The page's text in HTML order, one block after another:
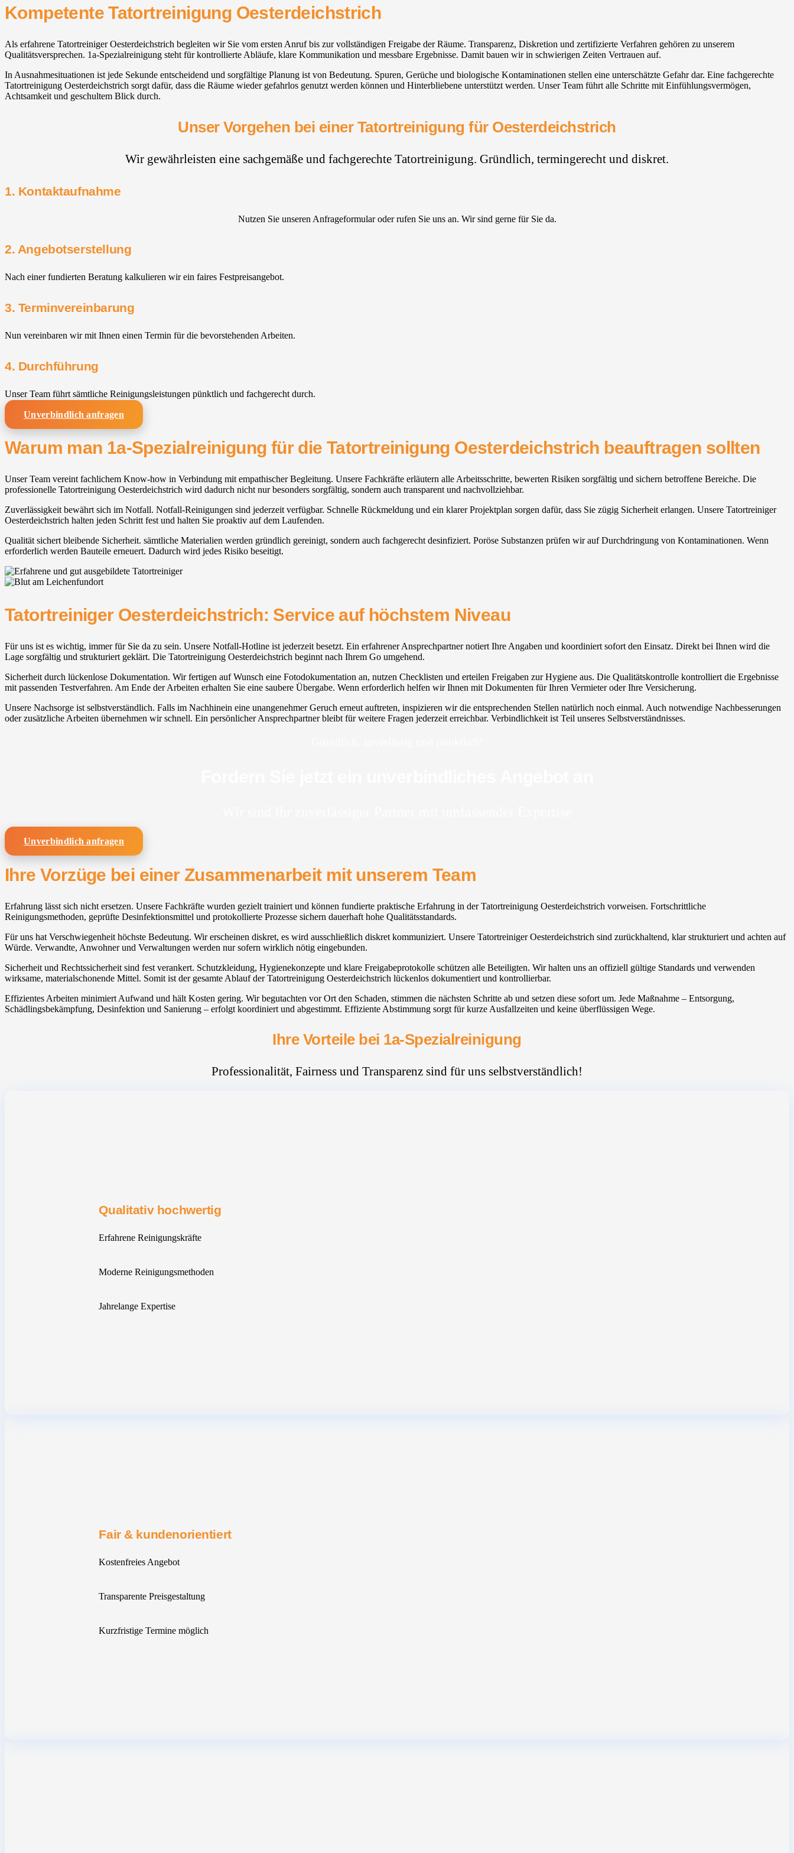
Kompetente Tatortreinigung Oesterdeichstrich
Als erfahrene Tatortreiniger Oesterdeichstrich begleiten wir Sie vom ersten Anruf bis zur vollständigen Freigabe der Räume. Transparenz, Diskretion und zertifizierte Verfahren gehören zu unserem
Qualitätsversprechen. 1a-Spezialreinigung steht für kontrollierte Abläufe, klare Kommunikation und messbare Ergebnisse. Damit bauen wir in schwierigen Zeiten Vertrauen auf.
In Ausnahmesituationen ist jede Sekunde entscheidend und sorgfältige Planung ist von Bedeutung. Spuren, Gerüche und biologische Kontaminationen stellen eine unterschätzte Gefahr dar. Eine fachgerechte
Tatortreinigung Oesterdeichstrich sorgt dafür, dass die Räume wieder gefahrlos genutzt werden können und Hinterbliebene unterstützt werden. Unser Team führt alle Schritte mit Einfühlungsvermögen,
Achtsamkeit und geschultem Blick durch.
Unser Vorgehen bei einer Tatortreinigung für Oesterdeichstrich
Wir gewährleisten eine sachgemäße und fachgerechte Tatortreinigung. Gründlich, termingerecht und diskret.
1. Kontaktaufnahme
Nutzen Sie unseren Anfrageformular oder rufen Sie uns an. Wir sind gerne für Sie da.
2. Angebotserstellung
Nach einer fundierten Beratung kalkulieren wir ein faires Festpreisangebot.
3. Terminvereinbarung
Nun vereinbaren wir mit Ihnen einen Termin für die bevorstehenden Arbeiten.
4. Durchführung
Unser Team führt sämtliche Reinigungsleistungen pünktlich und fachgerecht durch.
Unverbindlich anfragen
Warum man 1a-Spezialreinigung für die Tatortreinigung Oesterdeichstrich beauftragen sollten
Unser Team vereint fachlichem Know-how in Verbindung mit empathischer Begleitung. Unsere Fachkräfte erläutern alle Arbeitsschritte, bewerten Risiken sorgfältig und sichern betroffene Bereiche. Die
professionelle Tatortreinigung Oesterdeichstrich wird dadurch nicht nur besonders sorgfältig, sondern auch transparent und nachvollziehbar.
Zuverlässigkeit bewährt sich im Notfall. Notfall-Reinigungen sind jederzeit verfügbar. Schnelle Rückmeldung und ein klarer Projektplan sorgen dafür, dass Sie zügig Sicherheit erlangen. Unsere Tatortreiniger
Oesterdeichstrich halten jeden Schritt fest und halten Sie proaktiv auf dem Laufenden.
Qualität sichert bleibende Sicherheit. sämtliche Materialien werden gründlich gereinigt, sondern auch fachgerecht desinfiziert. Poröse Substanzen prüfen wir auf Durchdringung von Kontaminationen. Wenn
erforderlich werden Bauteile erneuert. Dadurch wird jedes Risiko beseitigt.
Tatortreiniger Oesterdeichstrich: Service auf höchstem Niveau
Für uns ist es wichtig, immer für Sie da zu sein. Unsere Notfall-Hotline ist jederzeit besetzt. Ein erfahrener Ansprechpartner notiert Ihre Angaben und koordiniert sofort den Einsatz. Direkt bei Ihnen wird die
Lage sorgfältig und strukturiert geklärt. Die Tatortreinigung Oesterdeichstrich beginnt nach Ihrem Go umgehend.
Sicherheit durch lückenlose Dokumentation. Wir fertigen auf Wunsch eine Fotodokumentation an, nutzen Checklisten und erteilen Freigaben zur Hygiene aus. Die Qualitätskontrolle kontrolliert die Ergebnisse
mit passenden Testverfahren. Am Ende der Arbeiten erhalten Sie eine saubere Übergabe. Wenn erforderlich helfen wir Ihnen mit Dokumenten für Ihren Vermieter oder Ihre Versicherung.
Unsere Nachsorge ist selbstverständlich. Falls im Nachhinein eine unangenehmer Geruch erneut auftreten, inspizieren wir die entsprechenden Stellen natürlich noch einmal. Auch notwendige Nachbesserungen
oder zusätzliche Arbeiten übernehmen wir schnell. Ein persönlicher Ansprechpartner bleibt für weitere Fragen jederzeit erreichbar. Verbindlichkeit ist Teil unseres Selbstverständnisses.
Unverbindlich anfragen
Ihre Vorzüge bei einer Zusammenarbeit mit unserem Team
Erfahrung lässt sich nicht ersetzen. Unsere Fachkräfte wurden gezielt trainiert und können fundierte praktische Erfahrung in der Tatortreinigung Oesterdeichstrich vorweisen. Fortschrittliche
Reinigungsmethoden, geprüfte Desinfektionsmittel und protokollierte Prozesse sichern dauerhaft hohe Qualitätsstandards.
Für uns hat Verschwiegenheit höchste Bedeutung. Wir erscheinen diskret, es wird ausschließlich diskret kommuniziert. Unsere Tatortreiniger Oesterdeichstrich sind zurückhaltend, klar strukturiert und achten auf
Würde. Verwandte, Anwohner und Verwaltungen werden nur sofern wirklich nötig eingebunden.
Sicherheit und Rechtssicherheit sind fest verankert. Schutzkleidung, Hygienekonzepte und klare Freigabeprotokolle schützen alle Beteiligten. Wir halten uns an offiziell gültige Standards und verwenden
wirksame, materialschonende Mittel. Somit ist der gesamte Ablauf der Tatortreinigung Oesterdeichstrich lückenlos dokumentiert und kontrollierbar.
Effizientes Arbeiten minimiert Aufwand und hält Kosten gering. Wir begutachten vor Ort den Schaden, stimmen die nächsten Schritte ab und setzen diese sofort um. Jede Maßnahme – Entsorgung,
Schädlingsbekämpfung, Desinfektion und Sanierung – erfolgt koordiniert und abgestimmt. Effiziente Abstimmung sorgt für kurze Ausfallzeiten und keine überflüssigen Wege.
Ihre Vorteile bei 1a-Spezialreinigung
Professionalität, Fairness und Transparenz sind für uns selbstverständlich!
Qualitativ hochwertig
Erfahrene Reinigungskräfte
Moderne Reinigungsmethoden
Jahrelange Expertise
Fair & kundenorientiert
Kostenfreies Angebot
Transparente Preisgestaltung
Kurzfristige Termine möglich